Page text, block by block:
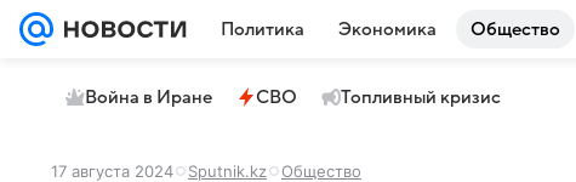
Политика Экономика Общество
Война в Иране СВО Топливный кризис
17 августа 2024 Sputnik.kz Общество